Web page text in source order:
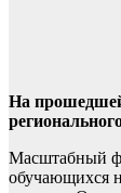
На
Масштабный
обучающихся